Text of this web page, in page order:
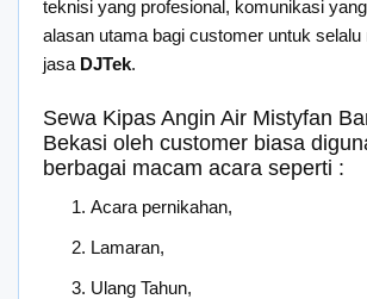
teknisi yang profesional, komunikasi
alasan utama bagi customer untuk selalu
jasa DJTek.
Sewa Kipas Angin Air Mistyfan
Bekasi oleh customer biasa
berbagai macam acara seperti :
Acara pernikahan,
Lamaran,
Ulang Tahun,